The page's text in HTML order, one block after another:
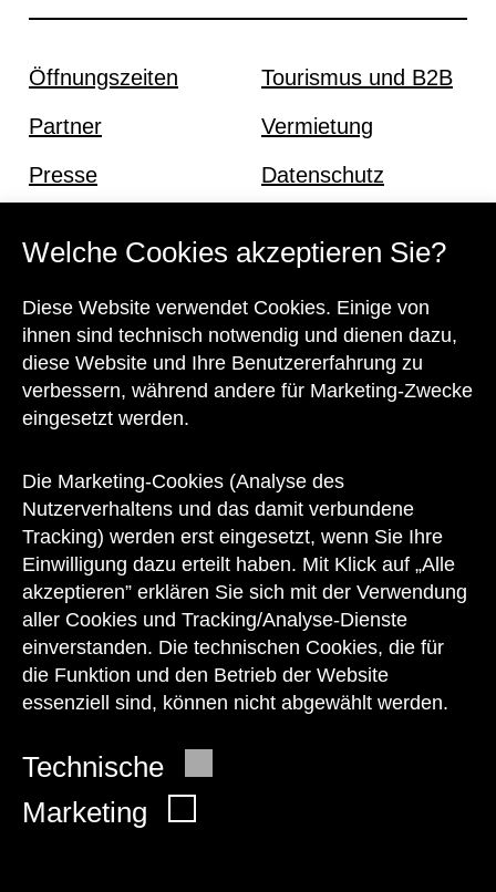
Welche Cookies akzeptieren Sie?
Diese Website verwendet Cookies. Einige von
ihnen sind technisch notwendig und dienen dazu,
diese Website und Ihre Benutzererfahrung zu
verbessern, während andere für Marketing-Zwecke
eingesetzt werden.
Die Marketing-Cookies (Analyse des
Nutzerverhaltens und das damit verbundene
Tracking) werden erst eingesetzt, wenn Sie Ihre
Einwilligung dazu erteilt haben. Mit Klick auf „Alle
akzeptieren” erklären Sie sich mit der Verwendung
aller Cookies und Tracking/Analyse-Dienste
einverstanden. Die technischen Cookies, die für
die Funktion und den Betrieb der Website
essenziell sind, können nicht abgewählt werden.
Technische
Marketing
Öffnungszeiten
Partner
Presse
Tourismus und B2B
Vermietung
Datenschutz
Kontakt
zu den Öffnungszeiten des Museums
auch telefonisch zur Verfügung:
+43 1 505 87 47 85173
service@wienmuseum.at
© 2026 Wien Museum